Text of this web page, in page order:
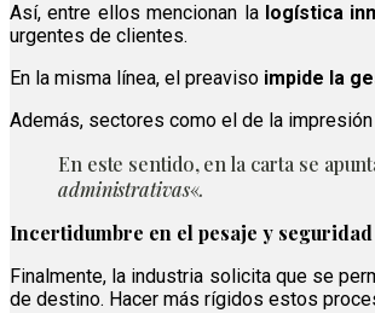
Así, entre ellos mencionan la logística
urgentes de clientes.
En la misma línea, el preaviso impide la
Además, sectores como el de la
En este sentido, en la carta se
administrativas«.
Incertidumbre en el pesaje y
Finalmente, la industria solicita que se
de destino. Hacer más rígidos estos